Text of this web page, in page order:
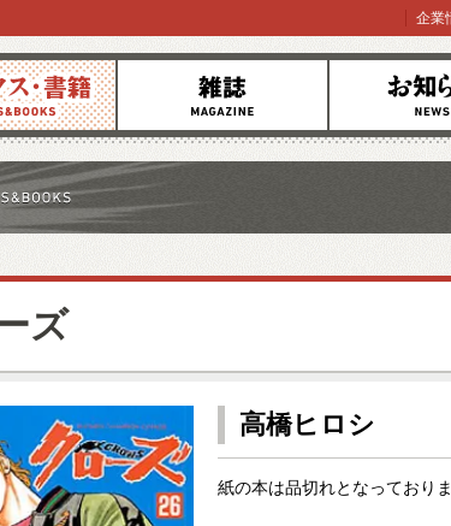
雑誌 お知らせ
企業
ズ
高橋ヒロシ
紙の本は品切れとなっており